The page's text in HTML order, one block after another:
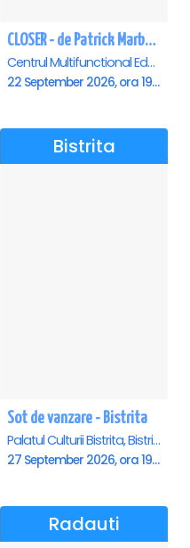
CLOSER - de Patrick Marber - Premiera - Constanta
Centrul Multifunctional Educativ pentru Tineret Jean Constantin, Constanta
22 September 2026, ora 19:00
Bistrita
Sot de vanzare - Bistrita
Palatul Culturii Bistrita, Bistrita
27 September 2026, ora 19:00
Radauti